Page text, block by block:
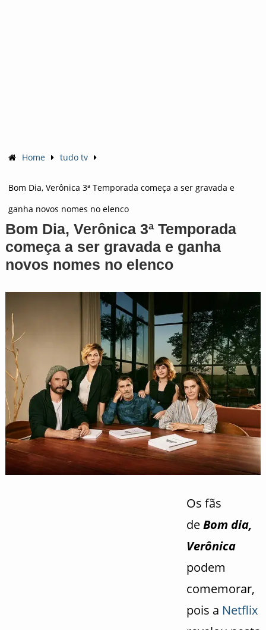
Home tudo tv
Bom Dia, Verônica 3ª Temporada começa a ser gravada e
ganha novos nomes no elenco
Bom Dia, Verônica 3ª Temporada
começa a ser gravada e ganha
novos nomes no elenco
Os fãs
deBom dia,
Verônica
podem
comemorar,
pois a Netflix